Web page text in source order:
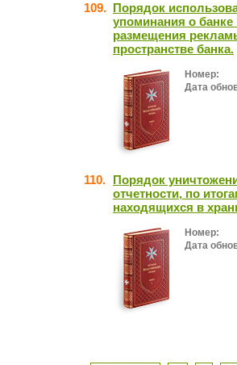
109. Порядок
упоминания о банке
размещения
пространстве банка.
Номер:
Дата
110. Порядок
отчетности, по
находящихся в
Номер:
Дата